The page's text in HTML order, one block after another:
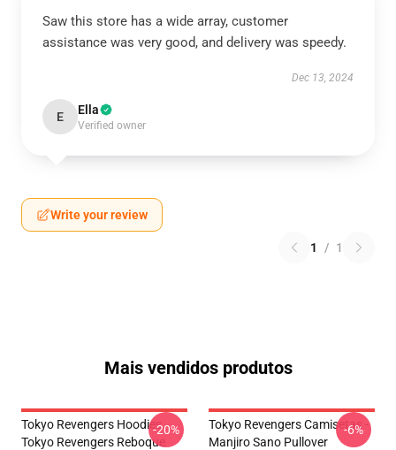
Saw this store has a wide array, customer
assistance was very good, and delivery was speedy.
Dec 13, 2024
E Ella
Verified owner
Write your review
1 / 1
Mais vendidos produtos
Tokyo Revengers Hoodies.
Tokyo Revengers Reboque
-20%
Tokyo Revengers Camisetas -
Manjiro Sano Pullover
-6%